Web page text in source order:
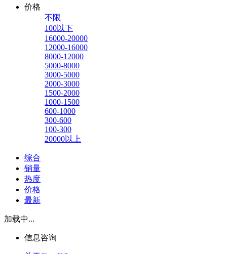
价格
不限
100以下
16000-20000
12000-16000
8000-12000
5000-8000
3000-5000
2000-3000
1500-2000
1000-1500
600-1000
300-600
100-300
20000以上
综合
销量
热度
价格
最新
加载中...
信息咨询